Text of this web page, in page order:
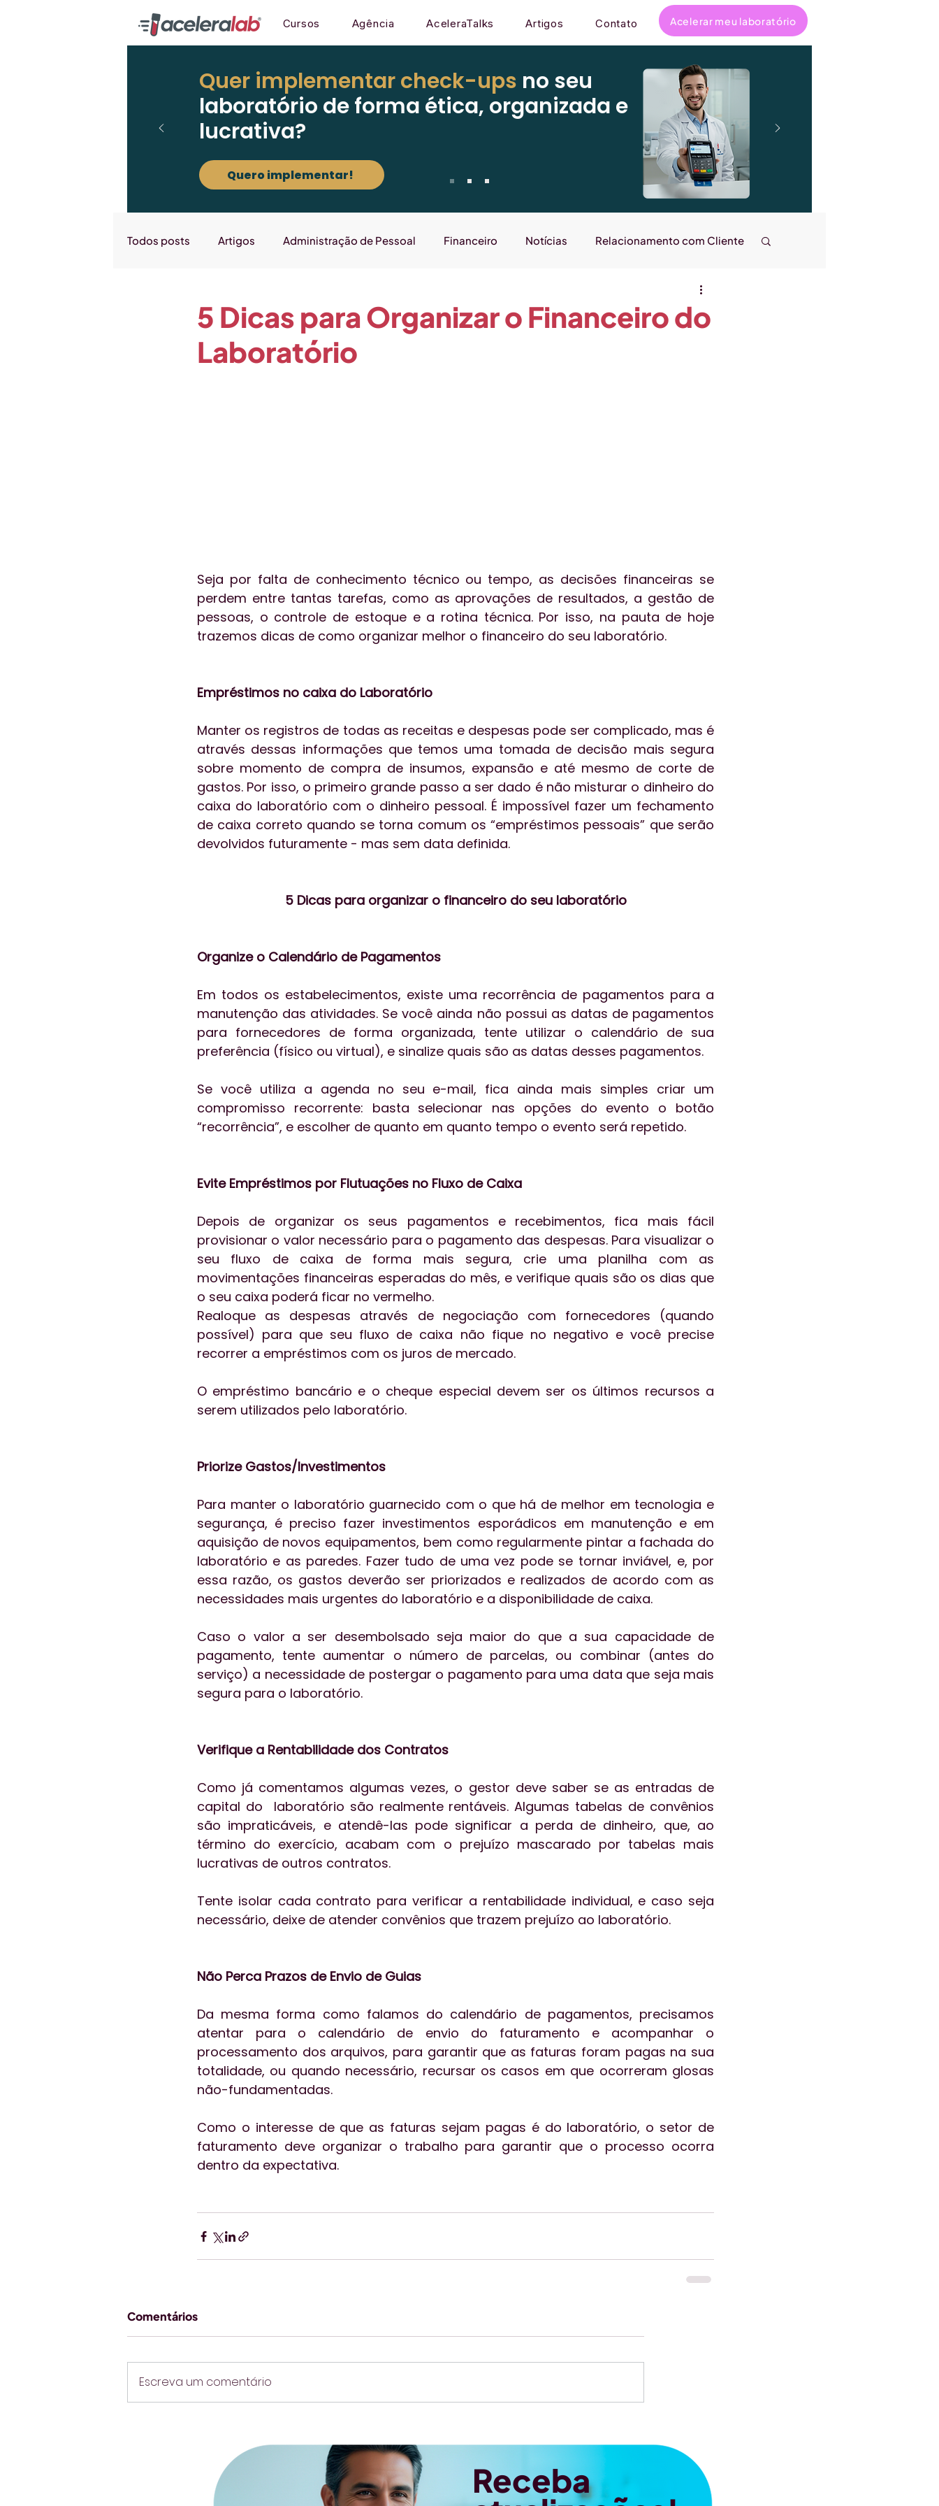
Cursos Agência AceleraTalks Artigos Contato Acelerar meu laboratório
Quer implementar check-ups no seu
laboratório de forma ética, organizada e
lucrativa?
Quero implementar!
Todos posts Artigos Administração de Pessoal Financeiro Notícias Relacionamento com Cliente
Entrevistas
Paciente em Foco Qualidade
5 Dicas para Organizar o Financeiro do
Laboratório
Seja por falta de conhecimento técnico ou tempo, as decisões financeiras se
perdem entre tantas tarefas, como as aprovações de resultados, a gestão de
pessoas, o controle de estoque e a rotina técnica. Por isso, na pauta de hoje
trazemos dicas de como organizar melhor o financeiro do seu laboratório.
Empréstimos no caixa do Laboratório
Manter os registros de todas as receitas e despesas pode ser complicado, mas é
através dessas informações que temos uma tomada de decisão mais segura
sobre momento de compra de insumos, expansão e até mesmo de corte de
gastos. Por isso, o primeiro grande passo a ser dado é não misturar o dinheiro do
caixa do laboratório com o dinheiro pessoal. É impossível fazer um fechamento
de caixa correto quando se torna comum os “empréstimos pessoais” que serão
devolvidos futuramente - mas sem data definida.
5 Dicas para organizar o financeiro do seu laboratório
Organize o Calendário de Pagamentos
Em todos os estabelecimentos, existe uma recorrência de pagamentos para a
manutenção das atividades. Se você ainda não possui as datas de pagamentos
para fornecedores de forma organizada, tente utilizar o calendário de sua
preferência (físico ou virtual), e sinalize quais são as datas desses pagamentos.
Se você utiliza a agenda no seu e-mail, fica ainda mais simples criar um
compromisso recorrente: basta selecionar nas opções do evento o botão
“recorrência”, e escolher de quanto em quanto tempo o evento será repetido.
Evite Empréstimos por Flutuações no Fluxo de Caixa
Depois de organizar os seus pagamentos e recebimentos, fica mais fácil
provisionar o valor necessário para o pagamento das despesas. Para visualizar o
seu fluxo de caixa de forma mais segura, crie uma planilha com as
movimentações financeiras esperadas do mês, e verifique quais são os dias que
o seu caixa poderá ficar no vermelho.
Realoque as despesas através de negociação com fornecedores (quando
possível) para que seu fluxo de caixa não fique no negativo e você precise
recorrer a empréstimos com os juros de mercado.
O empréstimo bancário e o cheque especial devem ser os últimos recursos a
serem utilizados pelo laboratório.
Priorize Gastos/Investimentos
Para manter o laboratório guarnecido com o que há de melhor em tecnologia e
segurança, é preciso fazer investimentos esporádicos em manutenção e em
aquisição de novos equipamentos, bem como regularmente pintar a fachada do
laboratório e as paredes. Fazer tudo de uma vez pode se tornar inviável, e, por
essa razão, os gastos deverão ser priorizados e realizados de acordo com as
necessidades mais urgentes do laboratório e a disponibilidade de caixa.
Caso o valor a ser desembolsado seja maior do que a sua capacidade de
pagamento, tente aumentar o número de parcelas, ou combinar (antes do
serviço) a necessidade de postergar o pagamento para uma data que seja mais
segura para o laboratório.
Verifique a Rentabilidade dos Contratos
Como já comentamos algumas vezes, o gestor deve saber se as entradas de
capital do  laboratório são realmente rentáveis. Algumas tabelas de convênios
são impraticáveis, e atendê-las pode significar a perda de dinheiro, que, ao
término do exercício, acabam com o prejuízo mascarado por tabelas mais
lucrativas de outros contratos.
Tente isolar cada contrato para verificar a rentabilidade individual, e caso seja
necessário, deixe de atender convênios que trazem prejuízo ao laboratório.
Não Perca Prazos de Envio de Guias
Da mesma forma como falamos do calendário de pagamentos, precisamos
atentar para o calendário de envio do faturamento e acompanhar o
processamento dos arquivos, para garantir que as faturas foram pagas na sua
totalidade, ou quando necessário, recursar os casos em que ocorreram glosas
não-fundamentadas.
Como o interesse de que as faturas sejam pagas é do laboratório, o setor de
faturamento deve organizar o trabalho para garantir que o processo ocorra
dentro da expectativa.
Comentários
Escreva um comentário
Receba